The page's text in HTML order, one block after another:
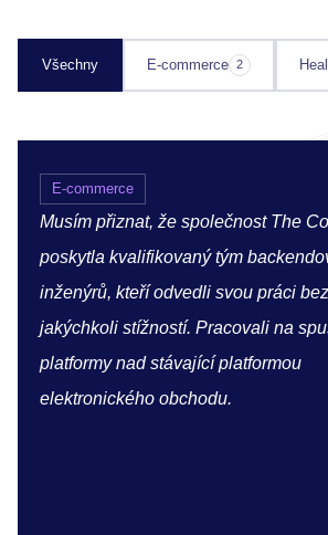
Všechny E-commerce 2
E-commerce
Musím přiznat, že společnost The
poskytla kvalifikovaný tým
inženýrů, kteří odvedli svou práci bez
jakýchkoli stížností. Pracovali na
platformy nad stávající platformou
elektronického obchodu.